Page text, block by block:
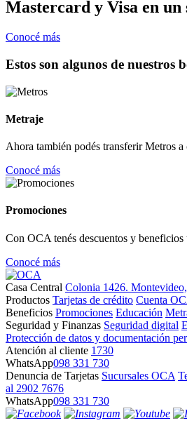
Mastercard y Visa en un
Conocé más
Estos son algunos de nuestros
Metraje
Ahora también podés transferir Metros
Conocé más
Promociones
Con OCA tenés descuentos y
Conocé más
Casa Central Colonia 1426.
Productos Tarjetas de crédito Cuenta
Beneficios Promociones Educación
Seguridad y Finanzas Seguridad digital
Protección de datos y documentación
Atención al cliente 1730
WhatsApp098 331 730
Denuncia de Tarjetas Sucursales OCA
al 2902 7676
WhatsApp098 331 730